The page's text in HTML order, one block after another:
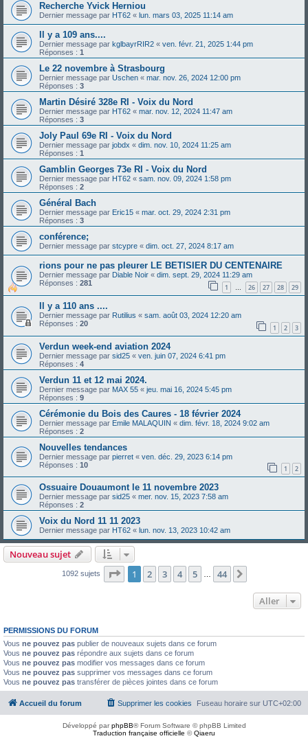
Recherche Yvick Herniou
Dernier message par HT62 « lun. mars 03, 2025 11:14 am
Il y a 109 ans....
Dernier message par kglbayrRIR2 « ven. févr. 21, 2025 1:44 pm
Réponses : 1
Le 22 novembre à Strasbourg
Dernier message par Uschen « mar. nov. 26, 2024 12:00 pm
Réponses : 3
Martin Désiré 328e RI - Voix du Nord
Dernier message par HT62 « mar. nov. 12, 2024 11:47 am
Réponses : 3
Joly Paul 69e RI - Voix du Nord
Dernier message par jobdx « dim. nov. 10, 2024 11:25 am
Réponses : 1
Gamblin Georges 73e RI - Voix du Nord
Dernier message par HT62 « sam. nov. 09, 2024 1:58 pm
Réponses : 2
Général Bach
Dernier message par Eric15 « mar. oct. 29, 2024 2:31 pm
Réponses : 3
conférence;
Dernier message par stcypre « dim. oct. 27, 2024 8:17 am
rions pour ne pas pleurer LE BETISIER DU CENTENAIRE
Dernier message par Diable Noir « dim. sept. 29, 2024 11:29 am
Réponses : 281 1 … 26 27 28 29
Il y a 110 ans ....
Dernier message par Rutilius « sam. août 03, 2024 12:20 am
Réponses : 20 1 2 3
Verdun week-end aviation 2024
Dernier message par sid25 « ven. juin 07, 2024 6:41 pm
Réponses : 4
Verdun 11 et 12 mai 2024.
Dernier message par MAX 55 « jeu. mai 16, 2024 5:45 pm
Réponses : 9
Cérémonie du Bois des Caures - 18 février 2024
Dernier message par Emile MALAQUIN « dim. févr. 18, 2024 9:02 am
Réponses : 2
Nouvelles tendances
Dernier message par pierret « ven. déc. 29, 2023 6:14 pm
Réponses : 10 1 2
Ossuaire Douaumont le 11 novembre 2023
Dernier message par sid25 « mer. nov. 15, 2023 7:58 am
Réponses : 2
Voix du Nord 11 11 2023
Dernier message par HT62 « lun. nov. 13, 2023 10:42 am
Nouveau sujet
1092 sujets Page 1sur44
1 2 3 4 5 44
Aller
PERMISSIONS DU FORUM
Vous ne pouvez pas publier de nouveaux sujets dans ce forum
Vous ne pouvez pas répondre aux sujets dans ce forum
Vous ne pouvez pas modifier vos messages dans ce forum
Vous ne pouvez pas supprimer vos messages dans ce forum
Vous ne pouvez pas transférer de pièces jointes dans ce forum
Accueil du forum Fuseau horaire sur UTC+02:00
Supprimer les cookies
Développé parphpBB® Forum Software © phpBB Limited
Traduction française officielle ©Qiaeru